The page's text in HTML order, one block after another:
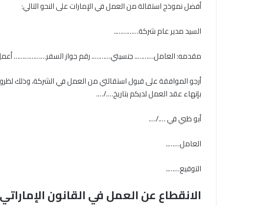
أفضل نموذج استقالة من العمل في الإمارات على النحو التالي:
السيد مدير عام شركة…………..
مقدمه: العامل……….. جنسيتي……….. رقم جواز السفر………………
أرجو الموافقة على قبول استقالتي من العمل في الشركة، وذلك
بإنهاء عقد العمل لديكم بتاريخ…./….
أبو ظبي في …./….
العامل……..
التوقيع……..
الانقطاع عن العمل في القانون الإماراتي